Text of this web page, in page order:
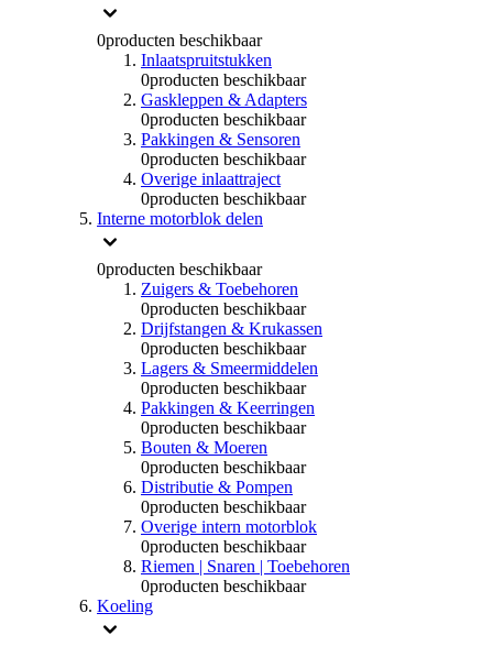
0producten beschikbaar
Inlaatspruitstukken
0producten beschikbaar
Gaskleppen & Adapters
0producten beschikbaar
Pakkingen & Sensoren
0producten beschikbaar
Overige inlaattraject
0producten beschikbaar
Interne motorblok delen
0producten beschikbaar
Zuigers & Toebehoren
0producten beschikbaar
Drijfstangen & Krukassen
0producten beschikbaar
Lagers & Smeermiddelen
0producten beschikbaar
Pakkingen & Keerringen
0producten beschikbaar
Bouten & Moeren
0producten beschikbaar
Distributie & Pompen
0producten beschikbaar
Overige intern motorblok
0producten beschikbaar
Riemen | Snaren | Toebehoren
0producten beschikbaar
Koeling